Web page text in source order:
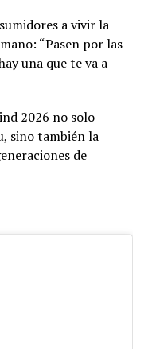
a vivir la
“Pasen por las
una que te va a
2026 no solo
sino también la
de